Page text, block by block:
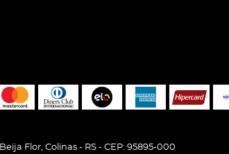
Beija Flor, Colinas- RS- CEP: 95895-000